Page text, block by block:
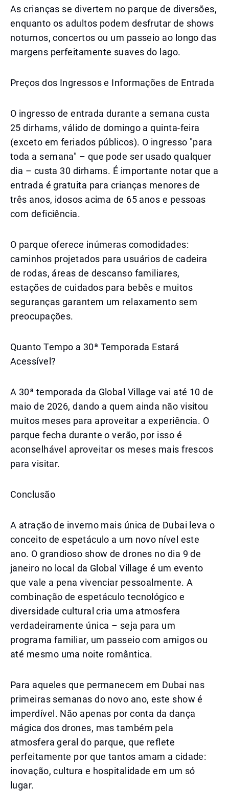
As crianças se divertem no parque de diversões,
enquanto os adultos podem desfrutar de shows
noturnos, concertos ou um passeio ao longo das
margens perfeitamente suaves do lago.
Preços dos Ingressos e Informações de Entrada
O ingresso de entrada durante a semana custa
25 dirhams, válido de domingo a quinta-feira
(exceto em feriados públicos). O ingresso "para
toda a semana" – que pode ser usado qualquer
dia – custa 30 dirhams. É importante notar que a
entrada é gratuita para crianças menores de
três anos, idosos acima de 65 anos e pessoas
com deficiência.
O parque oferece inúmeras comodidades:
caminhos projetados para usuários de cadeira
de rodas, áreas de descanso familiares,
estações de cuidados para bebês e muitos
seguranças garantem um relaxamento sem
preocupações.
Quanto Tempo a 30ª Temporada Estará
Acessível?
A 30ª temporada da Global Village vai até 10 de
maio de 2026, dando a quem ainda não visitou
muitos meses para aproveitar a experiência. O
parque fecha durante o verão, por isso é
aconselhável aproveitar os meses mais frescos
para visitar.
Conclusão
A atração de inverno mais única de Dubai leva o
conceito de espetáculo a um novo nível este
ano. O grandioso show de drones no dia 9 de
janeiro no local da Global Village é um evento
que vale a pena vivenciar pessoalmente. A
combinação de espetáculo tecnológico e
diversidade cultural cria uma atmosfera
verdadeiramente única – seja para um
programa familiar, um passeio com amigos ou
até mesmo uma noite romântica.
Para aqueles que permanecem em Dubai nas
primeiras semanas do novo ano, este show é
imperdível. Não apenas por conta da dança
mágica dos drones, mas também pela
atmosfera geral do parque, que reflete
perfeitamente por que tantos amam a cidade:
inovação, cultura e hospitalidade em um só
lugar.